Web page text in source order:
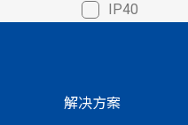
IP40
解决方案